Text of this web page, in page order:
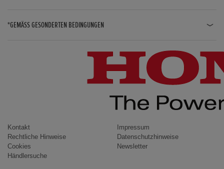
*GEMÄSS GESONDERTEN BEDINGUNGEN
CIVIC / CIVIC LIMOUSINE
INSIGHT
ACCORD
Kontakt
Impressum
Rechtliche Hinweise
Datenschutzhinweise
Cookies
Newsletter
Händlersuche